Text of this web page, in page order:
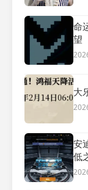
命
望
大
安
低